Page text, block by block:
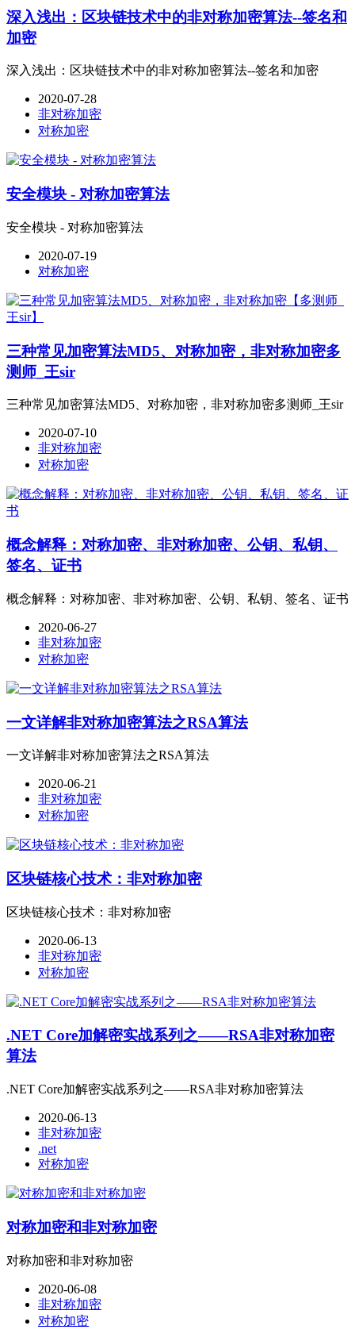
深入浅出：区块链技术中的非对称加密算法--签名和
加密
深入浅出：区块链技术中的非对称加密算法--签名和加密
2020-07-28
非对称加密
对称加密
安全模块 - 对称加密算法
安全模块 - 对称加密算法
2020-07-19
对称加密
三种常见加密算法MD5、对称加密，非对称加密多
测师_王sir
三种常见加密算法MD5、对称加密，非对称加密多测师_王sir
2020-07-10
非对称加密
对称加密
概念解释：对称加密、非对称加密、公钥、私钥、
签名、证书
概念解释：对称加密、非对称加密、公钥、私钥、签名、证书
2020-06-27
非对称加密
对称加密
一文详解非对称加密算法之RSA算法
一文详解非对称加密算法之RSA算法
2020-06-21
非对称加密
对称加密
区块链核心技术：非对称加密
区块链核心技术：非对称加密
2020-06-13
非对称加密
对称加密
.NET Core加解密实战系列之——RSA非对称加密
算法
.NET Core加解密实战系列之——RSA非对称加密算法
2020-06-13
非对称加密
.net
对称加密
对称加密和非对称加密
对称加密和非对称加密
2020-06-08
非对称加密
对称加密